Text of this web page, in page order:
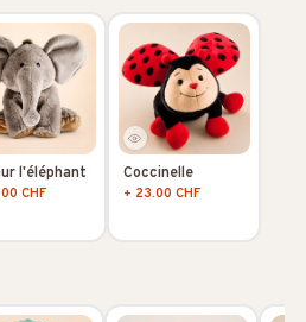
l'éléphant
CHF
Coccinelle
+ 23.00 CHF